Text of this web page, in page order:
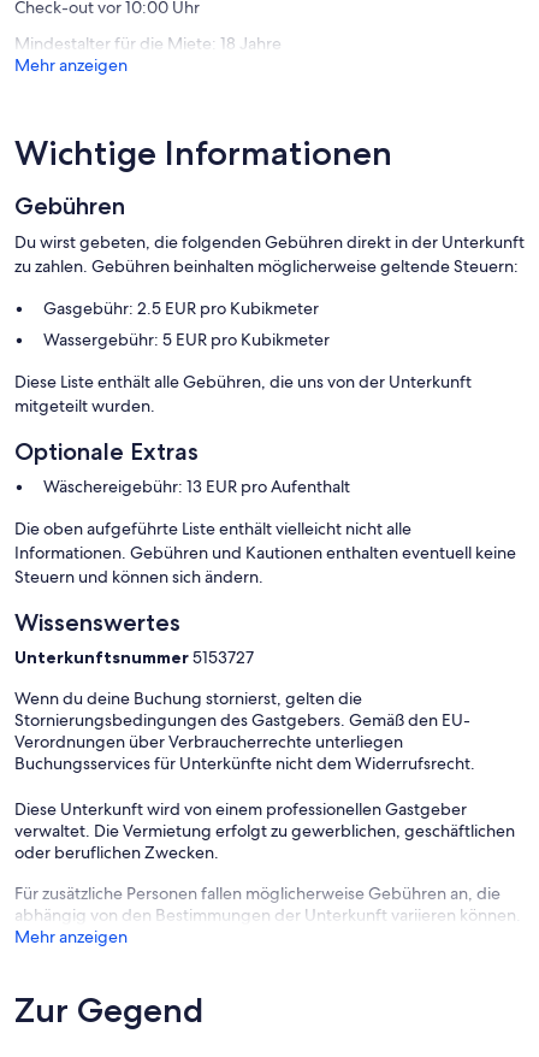
Check-out vor 10:00 Uhr
Mindestalter für die Miete: 18 Jahre
Mehr anzeigen
Wichtige Informationen
Gebühren
Du wirst gebeten, die folgenden Gebühren direkt in der Unterkunft
zu zahlen. Gebühren beinhalten möglicherweise geltende Steuern:
Gasgebühr: 2.5 EUR pro Kubikmeter
Wassergebühr: 5 EUR pro Kubikmeter
Diese Liste enthält alle Gebühren, die uns von der Unterkunft
mitgeteilt wurden.
Optionale Extras
Wäschereigebühr: 13 EUR pro Aufenthalt
Die oben aufgeführte Liste enthält vielleicht nicht alle
Informationen. Gebühren und Kautionen enthalten eventuell keine
Steuern und können sich ändern.
Wissenswertes
Unterkunftsnummer5153727
Wenn du deine Buchung stornierst, gelten die
Stornierungsbedingungen des Gastgebers. Gemäß den EU-
Verordnungen über Verbraucherrechte unterliegen
Buchungsservices für Unterkünfte nicht dem Widerrufsrecht.
Diese Unterkunft wird von einem professionellen Gastgeber
verwaltet. Die Vermietung erfolgt zu gewerblichen, geschäftlichen
oder beruflichen Zwecken.
Für zusätzliche Personen fallen möglicherweise Gebühren an, die
abhängig von den Bestimmungen der Unterkunft variieren können.
Mehr anzeigen
Zur Gegend